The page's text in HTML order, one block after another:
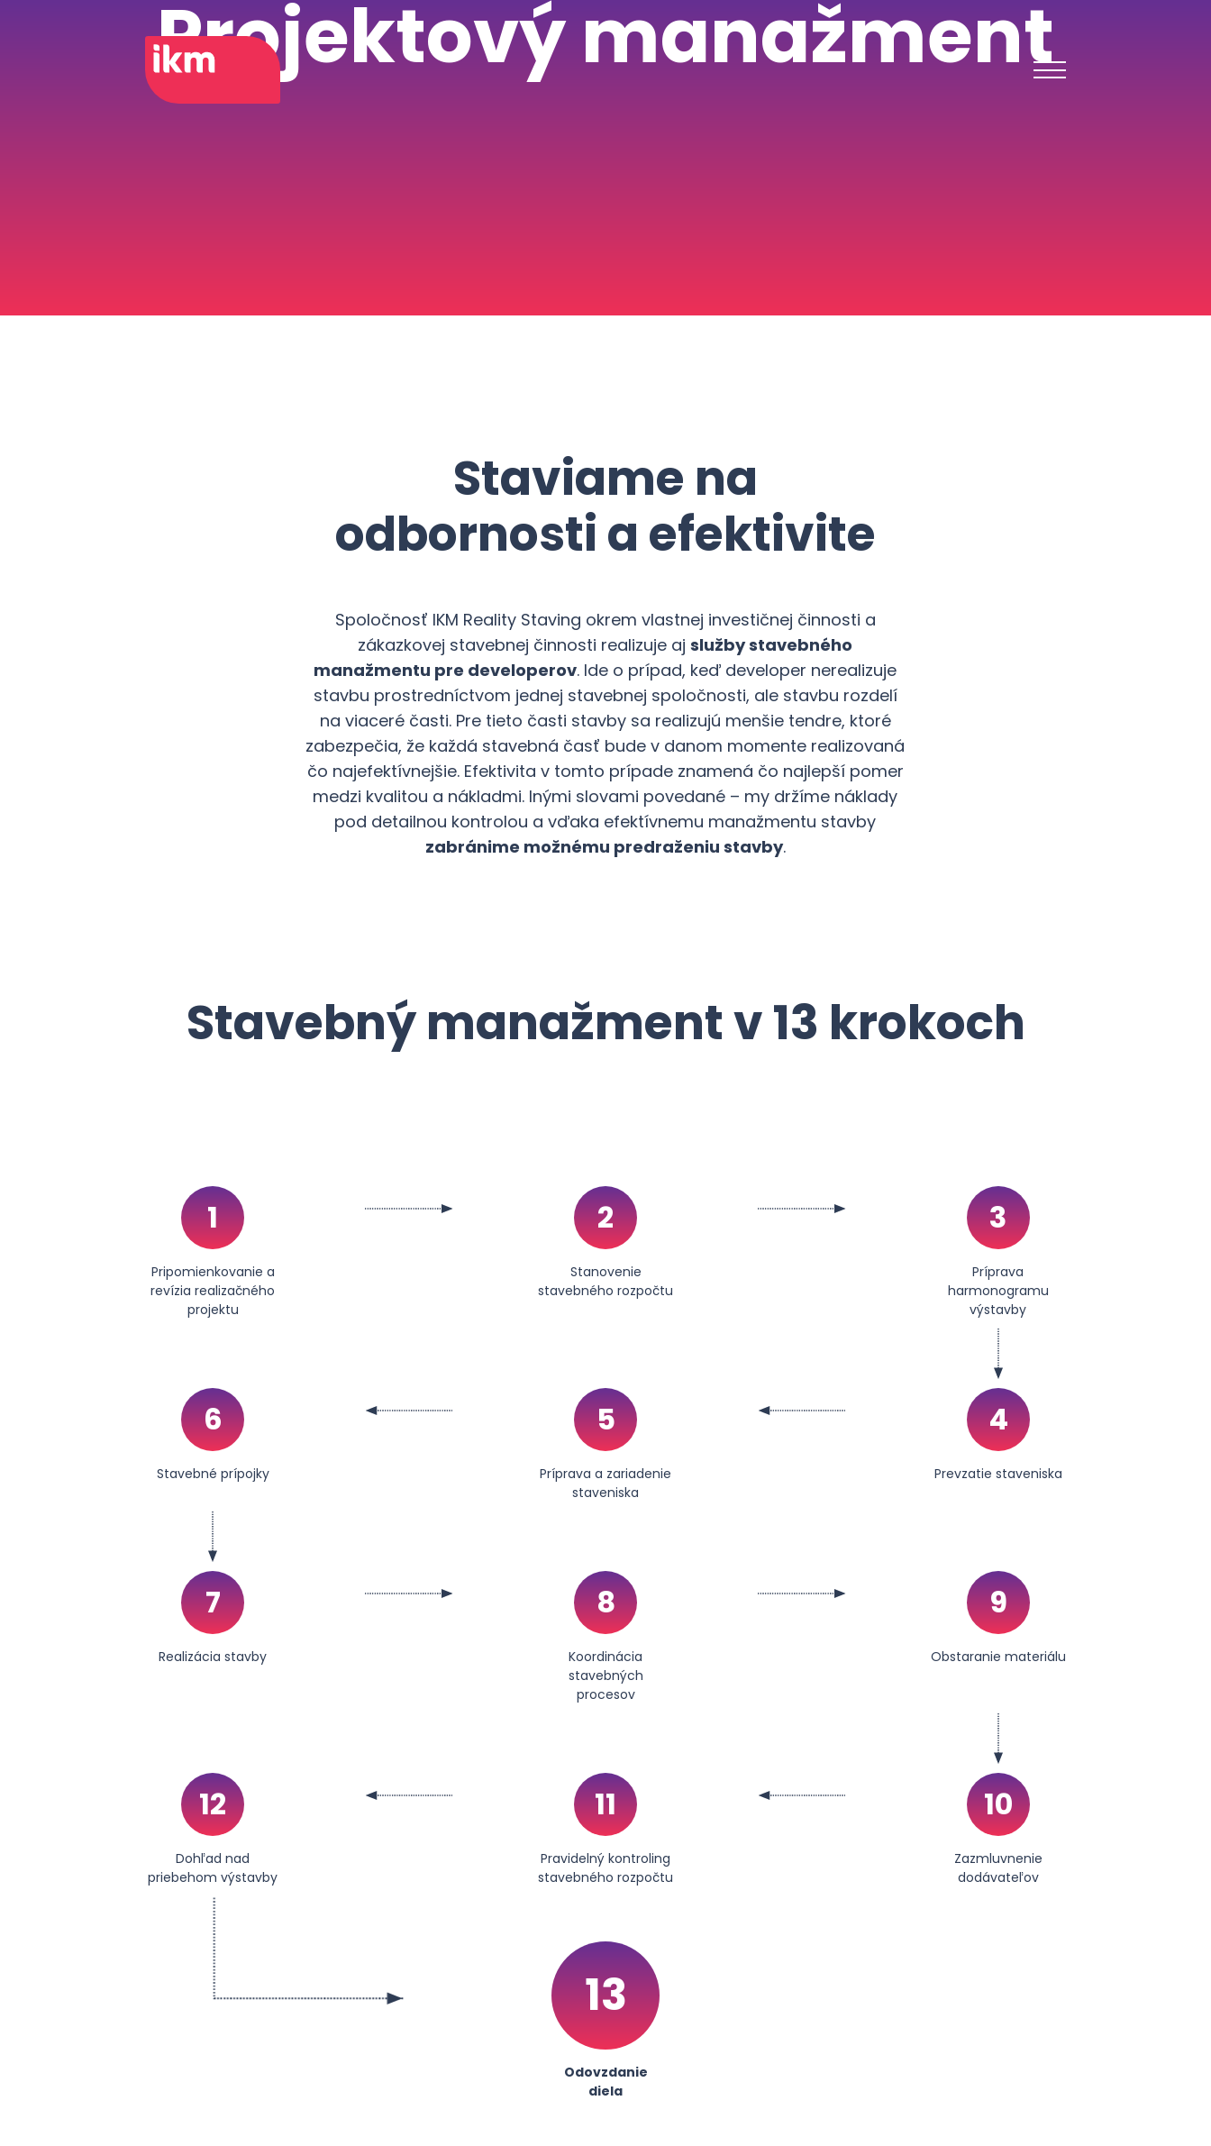
Projektový manažment
Staviame na
odbornosti a efektivite
Spoločnosť IKM Reality Staving okrem vlastnej investičnej činnosti a
zákazkovej stavebnej činnosti realizuje ajslužby stavebného
manažmentu pre developerov. Ide o prípad, keď developer nerealizuje
stavbu prostredníctvom jednej stavebnej spoločnosti, ale stavbu rozdelí
na viaceré časti. Pre tieto časti stavby sa realizujú menšie tendre, ktoré
zabezpečia, že každá stavebná časť bude v danom momente realizovaná
čo najefektívnejšie. Efektivita v tomto prípade znamená čo najlepší pomer
medzi kvalitou a nákladmi. Inými slovami povedané – my držíme náklady
pod detailnou kontrolou a vďaka efektívnemu manažmentu stavby
zabránime možnému predraženiu stavby.
Stavebný manažment v 13 krokoch
1
Pripomienkovanie a
revízia realizačného
projektu
2
Stanovenie
stavebného rozpočtu
3
Príprava
harmonogramu
výstavby
6
Stavebné prípojky
5
Príprava a zariadenie
staveniska
4
Prevzatie staveniska
7
Realizácia stavby
8
Koordinácia
stavebných
procesov
9
Obstaranie materiálu
12
Dohľad nad
priebehom výstavby
11
Pravidelný kontroling
stavebného rozpočtu
10
Zazmluvnenie
dodávateľov
13
Odovzdanie
diela